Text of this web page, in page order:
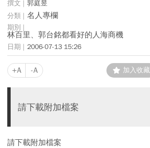
郭庭昱
名人專欄
林百里、郭台銘都看好的人海商機
2006-07-13 15:26
+A -A 加入收藏
請下載附加檔案
請下載附加檔案